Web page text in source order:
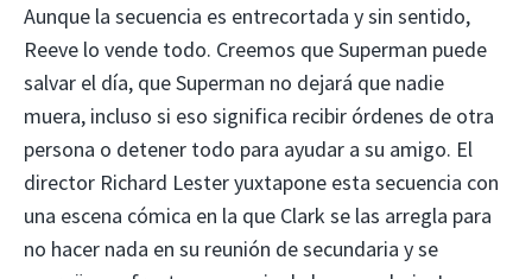
Aunque la secuencia es entrecortada y sin sentido,
Reeve lo vende todo. Creemos que Superman puede
salvar el día, que Superman no dejará que nadie
muera, incluso si eso significa recibir órdenes de otra
persona o detener todo para ayudar a su amigo. El
director Richard Lester yuxtapone esta secuencia con
una escena cómica en la que Clark se las arregla para
no hacer nada en su reunión de secundaria y se